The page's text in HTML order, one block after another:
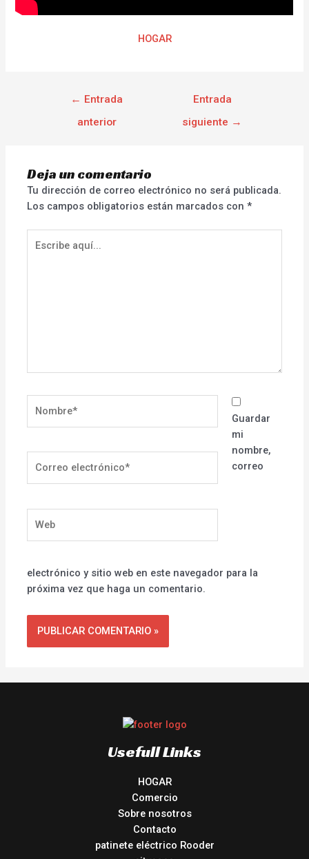
HOGAR
← Entrada
anterior
Entrada
siguiente →
Deja un comentario
Tu dirección de correo electrónico no será publicada.
Los campos obligatorios están marcados con*
aquí...
electrónico*
Guardar
mi
nombre,
correo
electrónico y sitio web en este navegador para la
próxima vez que haga un comentario.
Usefull Links
HOGAR
Comercio
Sobre nosotros
Contacto
patinete eléctrico Rooder